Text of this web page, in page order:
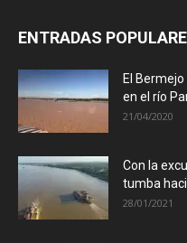
ENTRADAS
El
en el río
21/04/2020
Con la
tumba
28/01/2021